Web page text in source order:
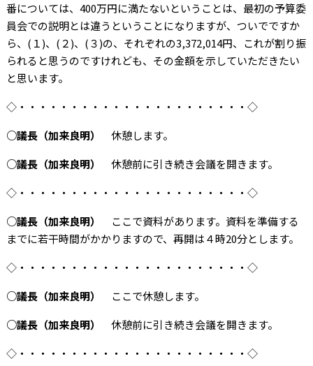
番については、400万円に満たないということは、最初の予算委
員会での説明とは違うということになりますが、ついでですか
ら、(１)、(２)、(３)の、それぞれの3,372,014円、これが割り振
られると思うのですけれども、その金額を示していただきたい
と思います。
◇・・・・・・・・・・・・・・・・・・・・・・◇
○議長（加来良明）
休憩します。
○議長（加来良明）
休憩前に引き続き会議を開きます。
◇・・・・・・・・・・・・・・・・・・・・・・◇
○議長（加来良明） ここで資料があります。資料を準備する
までに若干時間がかかりますので、再開は４時20分とします。
◇・・・・・・・・・・・・・・・・・・・・・・◇
○議長（加来良明） ここで休憩します。
○議長（加来良明）
休憩前に引き続き会議を開きます。
◇・・・・・・・・・・・・・・・・・・・・・・◇